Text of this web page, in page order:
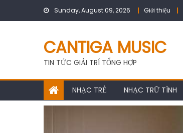
Sunday, August 09, 2026 Giới thiệu
CANTIGA MUSIC
TIN TỨC GIẢI TRÍ TỔNG HỢP
NHẠC TRẺ NHẠC TRỮ TÌNH